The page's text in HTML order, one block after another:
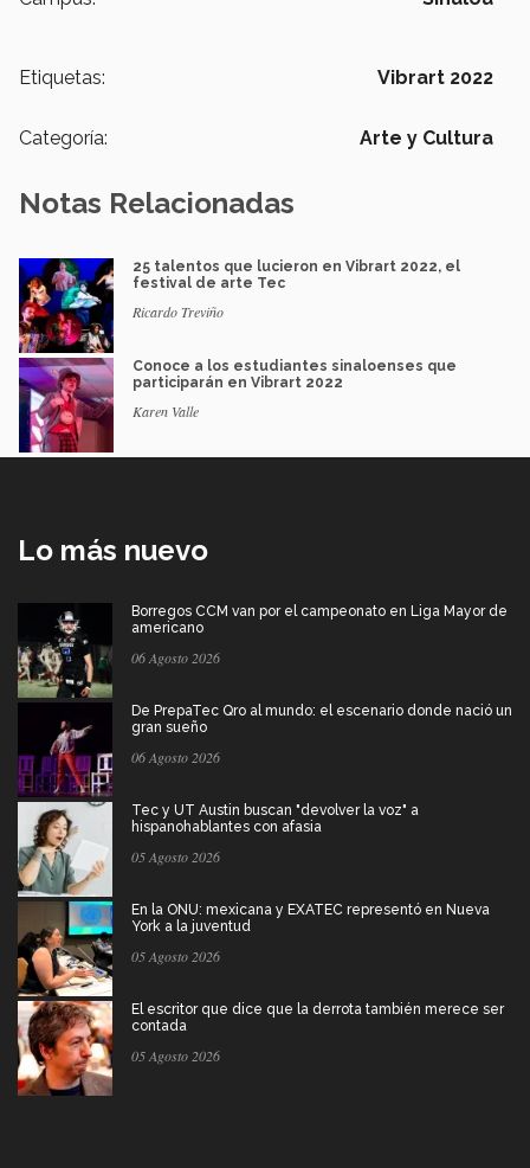
Etiquetas: Vibrart 2022
Categoría: Arte y Cultura
Notas Relacionadas
25 talentos que lucieron en Vibrart 2022, el
festival de arte Tec
Ricardo Treviño
Conoce a los estudiantes sinaloenses que
participarán en Vibrart 2022
Karen Valle
Lo más nuevo
Borregos CCM van por el campeonato en Liga Mayor de
americano
06 Agosto 2026
De PrepaTec Qro al mundo: el escenario donde nació un
gran sueño
06 Agosto 2026
Tec y UT Austin buscan "devolver la voz" a
hispanohablantes con afasia
05 Agosto 2026
En la ONU: mexicana y EXATEC representó en Nueva
York a la juventud
05 Agosto 2026
El escritor que dice que la derrota también merece ser
contada
05 Agosto 2026